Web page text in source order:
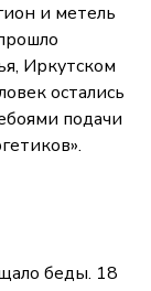
и метель
Иркутском
остались
подачи
беды. 18